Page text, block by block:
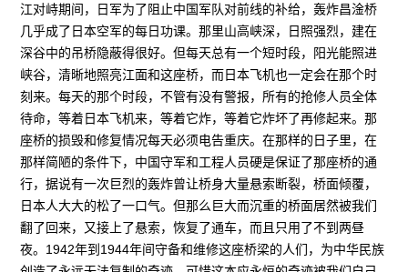
江对峙期间，日军为了阻止中国军队对前线的补给，轰炸昌淦桥
几乎成了日本空军的每日功课。那里山高峡深，日照强烈，建在
深谷中的吊桥隐蔽得很好。但每天总有一个短时段，阳光能照进
峡谷，清晰地照亮江面和这座桥，而日本飞机也一定会在那个时
刻来。每天的那个时段，不管有没有警报，所有的抢修人员全体
待命，等着日本飞机来，等着它炸，等着它炸坏了再修起来。那
座桥的损毁和修复情况每天必须电告重庆。在那样的日子里，在
那样简陋的条件下，中国守军和工程人员硬是保证了那座桥的通
行，据说有一次巨烈的轰炸曾让桥身大量悬索断裂，桥面倾覆，
日本人大大的松了一口气。但那么巨大而沉重的桥面居然被我们
翻了回来，又接上了悬索，恢复了通车，而且只用了不到两昼
夜。1942年到1944年间守备和维修这座桥梁的人们，为中华民族